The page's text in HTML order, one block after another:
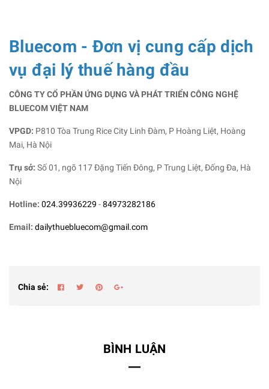
Bluecom - Đơn vị cung cấp dịch
vụ đại lý thuế hàng đầu
CÔNG TY CỔ PHẦN ỨNG DỤNG VÀ PHÁT TRIỂN CÔNG NGHỆ
BLUECOM VIỆT NAM
VPGD: P810 Tòa Trung Rice City Linh Đàm, P Hoàng Liệt, Hoàng
Mai, Hà Nội
Trụ sở: Số 01, ngõ 117 Đặng Tiến Đông, P Trung Liệt, Đống Đa, Hà
Nội
Hotline: 024.39936229 -84973282186
Email: dailythuebluecom@gmail.com
Chia sẻ:
BÌNH LUẬN